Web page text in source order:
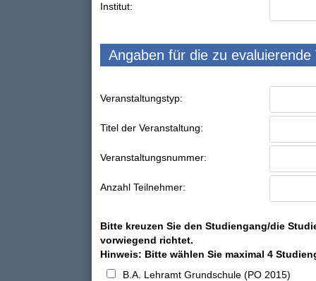
Institut:
Angaben für die zu evaluierende
Veranstaltungstyp:
Titel der Veranstaltung:
Veranstaltungsnummer:
Anzahl Teilnehmer:
Bitte kreuzen Sie den Studiengang/die
vorwiegend richtet.
Hinweis: Bitte wählen Sie maximal 4
B.A. Lehramt Grundschule (PO 2015)